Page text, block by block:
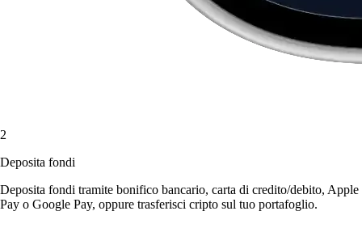
2
Deposita fondi
Deposita fondi tramite bonifico bancario, carta di credito/debito, Apple
Pay o Google Pay, oppure trasferisci cripto sul tuo portafoglio.